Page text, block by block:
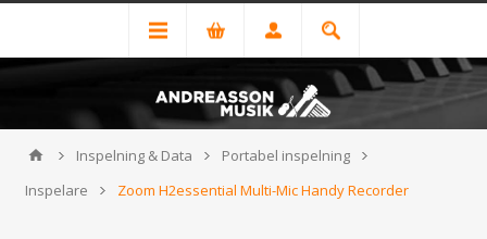
Inspelning & Data
Portabel inspelning
Inspelare
Zoom H2essential Multi-Mic Handy Recorder